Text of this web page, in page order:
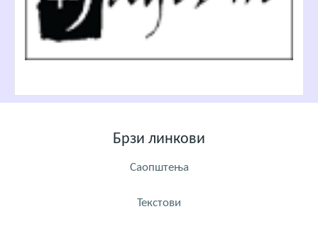
Брзи линкови
Саопштења
Текстови